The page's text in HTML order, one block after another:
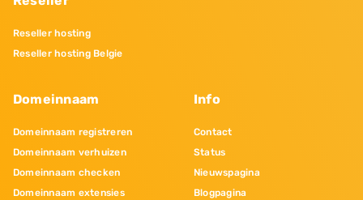
Reseller hosting
Reseller hosting Belgie
Domeinnaam
Domeinnaam registreren
Domeinnaam verhuizen
Domeinnaam checken
Domeinnaam extensies
Info
Contact
Status
Nieuwspagina
Blogpagina